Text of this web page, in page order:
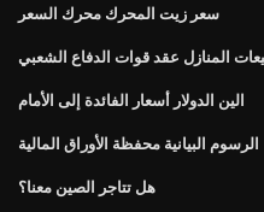
سعر زيت المحرك محرك السعر
المنازل عقد قوات الدفاع الشعبي
الين الدولار أسعار الفائدة إلى الأمام
الرسوم البيانية محفظة الأوراق المالية
هل تتاجر الصين معنا؟